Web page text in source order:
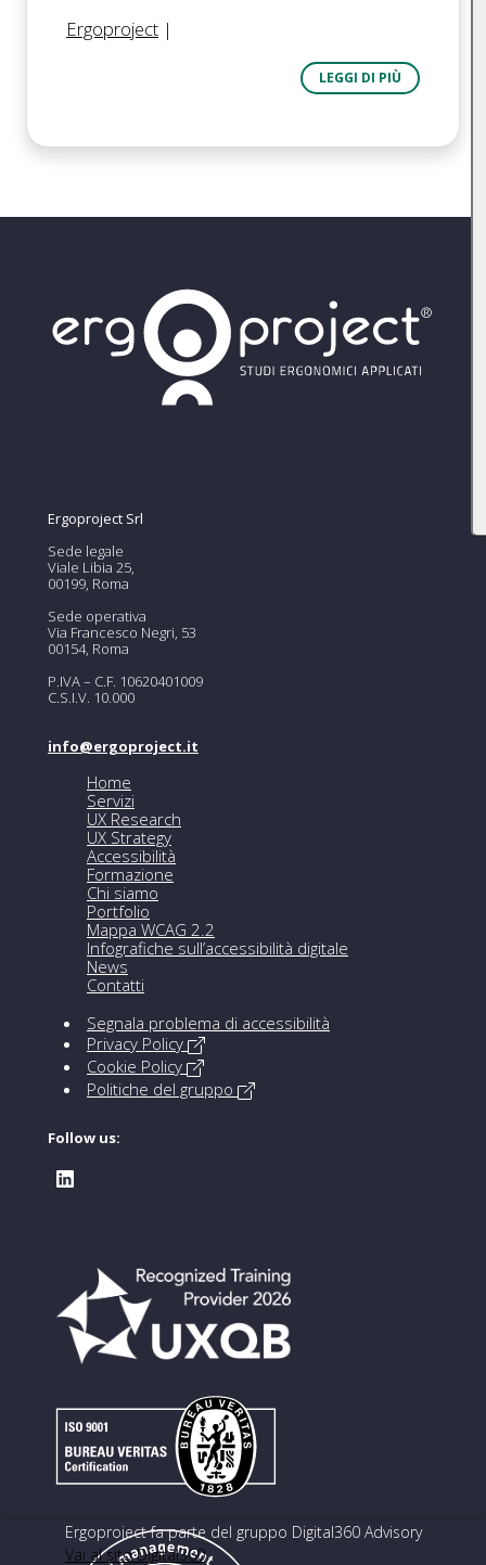
Ergoproject |
LEGGI DI PIÙ
Ergoproject Srl
Sede legale
Viale Libia 25,
00199, Roma
Sede operativa
Via Francesco Negri, 53
00154, Roma
P.IVA – C.F. 10620401009
C.S.I.V. 10.000
info@ergoproject.it
Home
Servizi
UX Research
UX Strategy
Accessibilità
Formazione
Chi siamo
Portfolio
Mappa WCAG 2.2
Infografiche sull’accessibilità digitale
News
Contatti
Segnala problema di accessibilità
Privacy Policy
Cookie Policy
Politiche del gruppo
Follow us:
Ergoproject fa parte del gruppo Digital360 Advisory
Vai al sito Digital360